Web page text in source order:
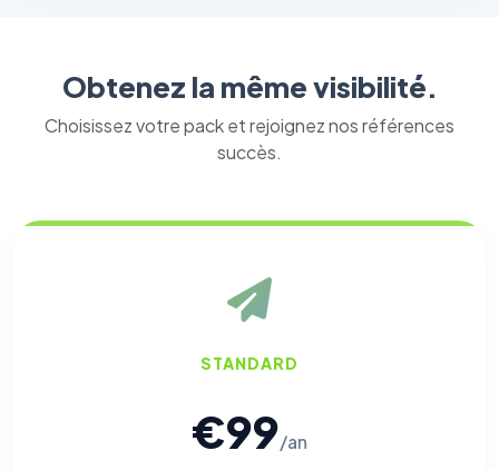
Obtenez la même visibilité.
Choisissez votre pack et rejoignez nos références
succès.
STANDARD
€99/an